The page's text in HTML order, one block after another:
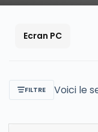
Ecran PC
FILTRE Voici le